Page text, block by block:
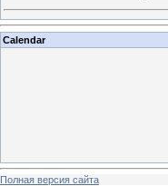
Calendar
Полная версия сайта